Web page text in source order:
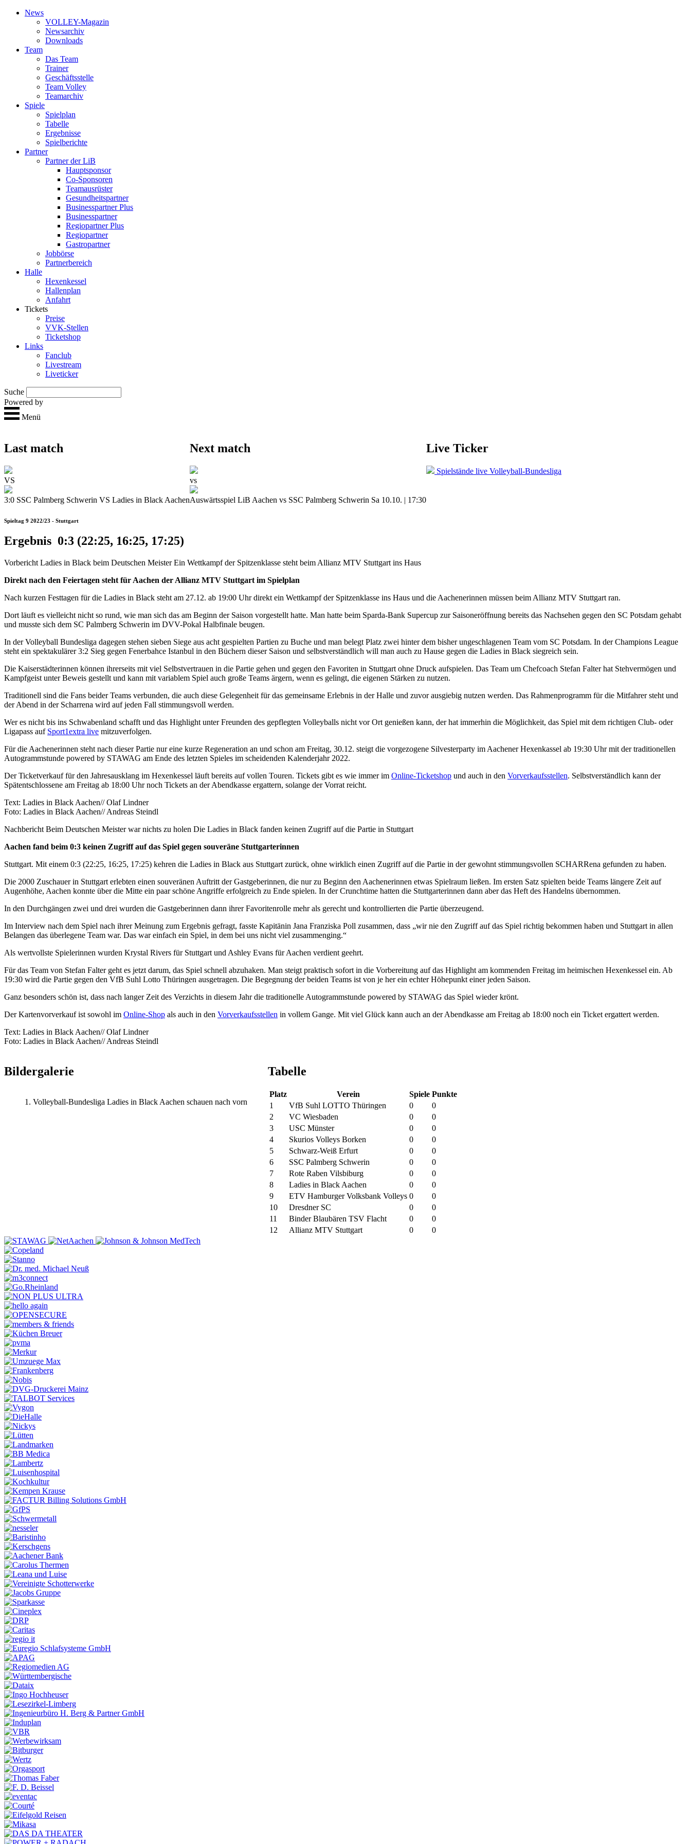
News
VOLLEY-Magazin
News­archiv
Downloads
Team
Das Team
Trainer
Geschäfts­stelle
Team Volley
Team­archiv
Spiele
Spielplan
Tabelle
Ergebnisse
Spielberichte
Partner
Partner der LiB
Haupt­sponsor
Co-Sponsoren
Team­ausrüster
Gesundheits­partner
Businesspartner Plus
Business­partner
Regiopartner Plus
Regio­partner
Gastropartner
Jobbörse
Partnerbereich
Halle
Hexen­kessel
Hallen­plan
Anfahrt
Tickets
Preise
VVK-Stellen
Ticket­shop
Links
Fan­club
Live­stream
Live­ticker
Suche
Powered by
Menü
Last match
VS
3:0 SSC Palmberg Schwerin VS Ladies in Black Aachen
Next match
vs
Auswärtsspiel LiB Aachen vs SSC Palmberg Schwerin Sa 10.10. | 17:30
Live Ticker
Spielstände live Volleyball-Bundesliga
Spieltag 9 2022/23 - Stuttgart
Ergebnis 0:3 (22:25, 16:25, 17:25)
Vorbericht Ladies in Black beim Deutschen MeisterEin Wettkampf der Spitzenklasse steht beim Allianz MTV Stuttgart ins Haus
Direkt nach den Feiertagen steht für Aachen der Allianz MTV Stuttgart im Spielplan
Nach kurzen Festtagen für die Ladies in Black steht am 27.12. ab 19:00 Uhr direkt ein Wettkampf der Spitzenklasse ins Haus und die Aachenerinnen müssen beim Allianz MTV Stuttgart ran.
Dort läuft es vielleicht nicht so rund, wie man sich das am Beginn der Saison vorgestellt hatte. Man hatte beim Sparda-Bank Supercup zur Saisoneröffnung bereits das Nachsehen gegen den SC Potsdam gehabt
und musste sich dem SC Palmberg Schwerin im DVV-Pokal Halbfinale beugen.
In der Volleyball Bundesliga dagegen stehen sieben Siege aus acht gespielten Partien zu Buche und man belegt Platz zwei hinter dem bisher ungeschlagenen Team vom SC Potsdam. In der Champions League
steht ein spektakulärer 3:2 Sieg gegen Fenerbahce Istanbul in den Büchern dieser Saison und selbstverständlich will man auch zu Hause gegen die Ladies in Black siegreich sein.
Die Kaiserstädterinnen können ihrerseits mit viel Selbstvertrauen in die Partie gehen und gegen den Favoriten in Stuttgart ohne Druck aufspielen. Das Team um Chefcoach Stefan Falter hat Stehvermögen und
Kampfgeist unter Beweis gestellt und kann mit variablem Spiel auch große Teams ärgern, wenn es gelingt, die eigenen Stärken zu nutzen.
Traditionell sind die Fans beider Teams verbunden, die auch diese Gelegenheit für das gemeinsame Erlebnis in der Halle und zuvor ausgiebig nutzen werden. Das Rahmenprogramm für die Mitfahrer steht und
der Abend in der Scharrena wird auf jeden Fall stimmungsvoll werden.
Wer es nicht bis ins Schwabenland schafft und das Highlight unter Freunden des gepflegten Volleyballs nicht vor Ort genießen kann, der hat immerhin die Möglichkeit, das Spiel mit dem richtigen Club- oder
Ligapass auf Sport1extra live mitzuverfolgen.
Für die Aachenerinnen steht nach dieser Partie nur eine kurze Regeneration an und schon am Freitag, 30.12. steigt die vorgezogene Silvesterparty im Aachener Hexenkassel ab 19:30 Uhr mit der traditionellen
Autogrammstunde powered by STAWAG am Ende des letzten Spieles im scheidenden Kalenderjahr 2022.
Der Ticketverkauf für den Jahresausklang im Hexenkessel läuft bereits auf vollen Touren. Tickets gibt es wie immer im Online-Ticketshop und auch in den Vorverkaufsstellen. Selbstverständlich kann der
Spätentschlossene am Freitag ab 18:00 Uhr noch Tickets an der Abendkasse ergattern, solange der Vorrat reicht.
Text: Ladies in Black Aachen// Olaf Lindner
Foto: Ladies in Black Aachen// Andreas Steindl
Nachbericht Beim Deutschen Meister war nichts zu holen Die Ladies in Black fanden keinen Zugriff auf die Partie in Stuttgart
Aachen fand beim 0:3 keinen Zugriff auf das Spiel gegen souveräne Stuttgarterinnen
Stuttgart. Mit einem 0:3 (22:25, 16:25, 17:25) kehren die Ladies in Black aus Stuttgart zurück, ohne wirklich einen Zugriff auf die Partie in der gewohnt stimmungsvollen SCHARRena gefunden zu haben.
Die 2000 Zuschauer in Stuttgart erlebten einen souveränen Auftritt der Gastgeberinnen, die nur zu Beginn den Aachenerinnen etwas Spielraum ließen. Im ersten Satz spielten beide Teams längere Zeit auf
Augenhöhe, Aachen konnte über die Mitte ein paar schöne Angriffe erfolgreich zu Ende spielen. In der Crunchtime hatten die Stuttgarterinnen dann aber das Heft des Handelns übernommen.
In den Durchgängen zwei und drei wurden die Gastgeberinnen dann ihrer Favoritenrolle mehr als gerecht und kontrollierten die Partie überzeugend.
Im Interview nach dem Spiel nach ihrer Meinung zum Ergebnis gefragt, fasste Kapitänin Jana Franziska Poll zusammen, dass „wir nie den Zugriff auf das Spiel richtig bekommen haben und Stuttgart in allen
Belangen das überlegene Team war. Das war einfach ein Spiel, in dem bei uns nicht viel zusammenging.“
Als wertvollste Spielerinnen wurden Krystal Rivers für Stuttgart und Ashley Evans für Aachen verdient geehrt.
Für das Team von Stefan Falter geht es jetzt darum, das Spiel schnell abzuhaken. Man steigt praktisch sofort in die Vorbereitung auf das Highlight am kommenden Freitag im heimischen Hexenkessel ein. Ab
19:30 wird die Partie gegen den VfB Suhl Lotto Thüringen ausgetragen. Die Begegnung der beiden Teams ist von je her ein echter Höhepunkt einer jeden Saison.
Ganz besonders schön ist, dass nach langer Zeit des Verzichts in diesem Jahr die traditionelle Autogrammstunde powered by STAWAG das Spiel wieder krönt.
Der Kartenvorverkauf ist sowohl im Online-Shop als auch in den Vorverkaufsstellen in vollem Gange. Mit viel Glück kann auch an der Abendkasse am Freitag ab 18:00 noch ein Ticket ergattert werden.
Text: Ladies in Black Aachen// Olaf Lindner
Foto: Ladies in Black Aachen// Andreas Steindl
Bildergalerie
1. Volleyball-Bundesliga Ladies in Black Aachen schauen nach vorn
Tabelle
Platz Verein Spiele Punkte
1
VfB Suhl LOTTO Thüringen 0
0
2
VC Wiesbaden 0
0
3
USC Münster 0
0
4
Skurios Volleys Borken 0
0
5
Schwarz-Weiß Erfurt 0
0
6
SSC Palmberg Schwerin 0
0
7
Rote Raben Vilsbiburg 0
0
8
Ladies in Black Aachen 0
0
9
ETV Hamburger Volksbank Volleys 0
0
10
Dresdner SC 0
0
11
Binder Blaubären TSV Flacht 0
0
12
Allianz MTV Stuttgart 0 0